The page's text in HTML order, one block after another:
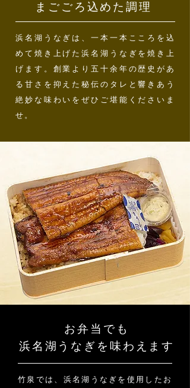
まごごろ込めた調理
浜名湖うなぎは、一本一本こころを込
めて焼き上げた浜名湖うなぎを焼き上
げます。創業より五十余年の歴史があ
る甘さを抑えた秘伝のタレと響きあう
絶妙な味わいをぜひご堪能くださいま
せ。
お弁当でも
浜名湖うなぎを味わえます
竹泉では、浜名湖うなぎを使用したお